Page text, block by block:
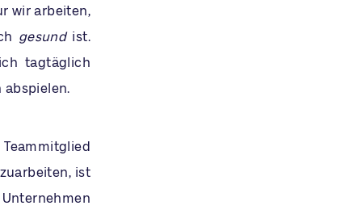
wir arbeiten,
gesundist.
tagtäglich
abspielen.
ist